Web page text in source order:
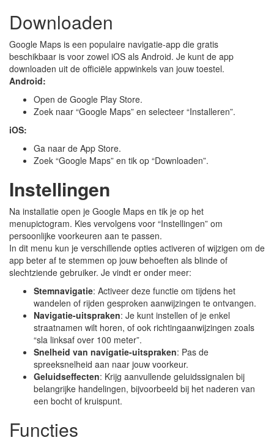
Downloaden
Google Maps is een populaire navigatie-app die gratis
beschikbaar is voor zowel iOS als Android. Je kunt de app
downloaden uit de officiële appwinkels van jouw toestel.
Android:
Open de Google Play Store.
Zoek naar “Google Maps” en selecteer “Installeren”.
iOS:
Ga naar de App Store.
Zoek “Google Maps” en tik op “Downloaden”.
Instellingen
Na installatie open je Google Maps en tik je op het
menupictogram. Kies vervolgens voor “Instellingen” om
persoonlijke voorkeuren aan te passen.
In dit menu kun je verschillende opties activeren of wijzigen om de
app beter af te stemmen op jouw behoeften als blinde of
slechtziende gebruiker. Je vindt er onder meer:
Stemnavigatie: Activeer deze functie om tijdens het
wandelen of rijden gesproken aanwijzingen te ontvangen.
Navigatie-uitspraken: Je kunt instellen of je enkel
straatnamen wilt horen, of ook richtingaanwijzingen zoals
“sla linksaf over 100 meter”.
Snelheid van navigatie-uitspraken: Pas de
spreeksnelheid aan naar jouw voorkeur.
Geluidseffecten: Krijg aanvullende geluidssignalen bij
belangrijke handelingen, bijvoorbeeld bij het naderen van
een bocht of kruispunt.
Functies